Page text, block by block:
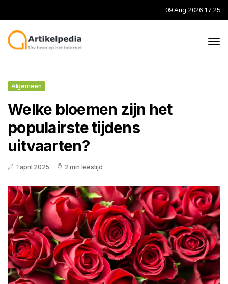
09 Aug 2026 17:25
Algemeen
Welke bloemen zijn het
populairste tijdens
uitvaarten?
1 april 2025 2 min leestijd